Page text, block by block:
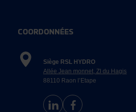
COORDONNÉES
Siège RSL HYDRO
Allée Jean monnet, ZI du Hagis
88110 Raon l’Etape